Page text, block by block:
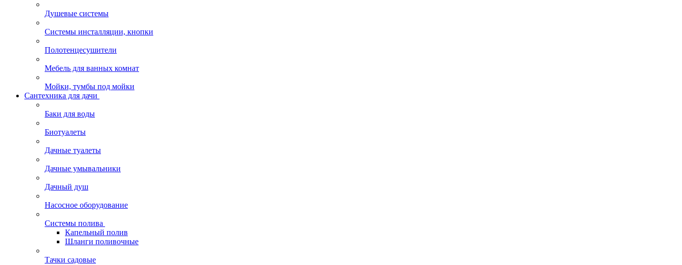
Душевые системы
Системы инсталляции, кнопки
Полотенцесушители
Мебель для ванных комнат
Мойки, тумбы под мойки
Сантехника для дачи
Баки для воды
Биотуалеты
Дачные туалеты
Дачные умывальники
Дачный душ
Насосное оборудование
Системы полива
Капельный полив
Шланги поливочные
Тачки садовые